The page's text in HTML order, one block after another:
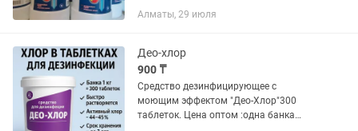
Алматы, 29 июля
Део-хлор
900 ₸
Средство дезинфицирующее с
моющим эффектом "Део-Хлор"300
таблеток. Цена оптом :одна банка